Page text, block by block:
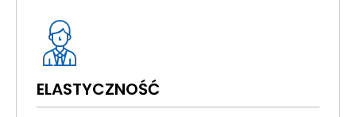
ELASTYCZNOŚĆ